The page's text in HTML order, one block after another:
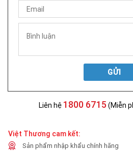
GỬI
Liên hệ 1800 6715 (Miễn
Việt Thương cam kết:
Sản phẩm nhập khẩu chính hãng